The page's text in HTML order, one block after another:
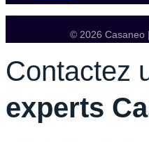
© 2026 Casaneo
Contactez
experts